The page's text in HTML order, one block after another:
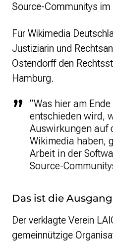
SuchenSource-Communitys
Für Wikimedia
Justiziarin und
Ostendorff den
Hamburg.
“Was hier am
entschieden wird,
Auswirkungen auf
Wikimedia haben,
Arbeit in der
Source-
Das ist die
Der verklagte Verein
gemeinnützige